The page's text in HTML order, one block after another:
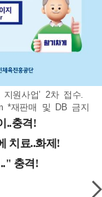
원사업’ 2차 접수.
*재판매 및 DB 금지